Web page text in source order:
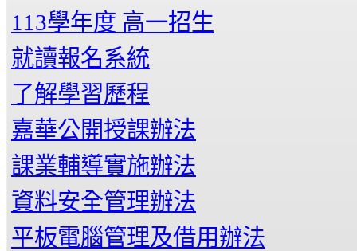
113學年度 高一招生
就讀報名系統
了解學習歷程
嘉華公開授課辦法
課業輔導實施辦法
資料安全管理辦法
平板電腦管理及借用辦法